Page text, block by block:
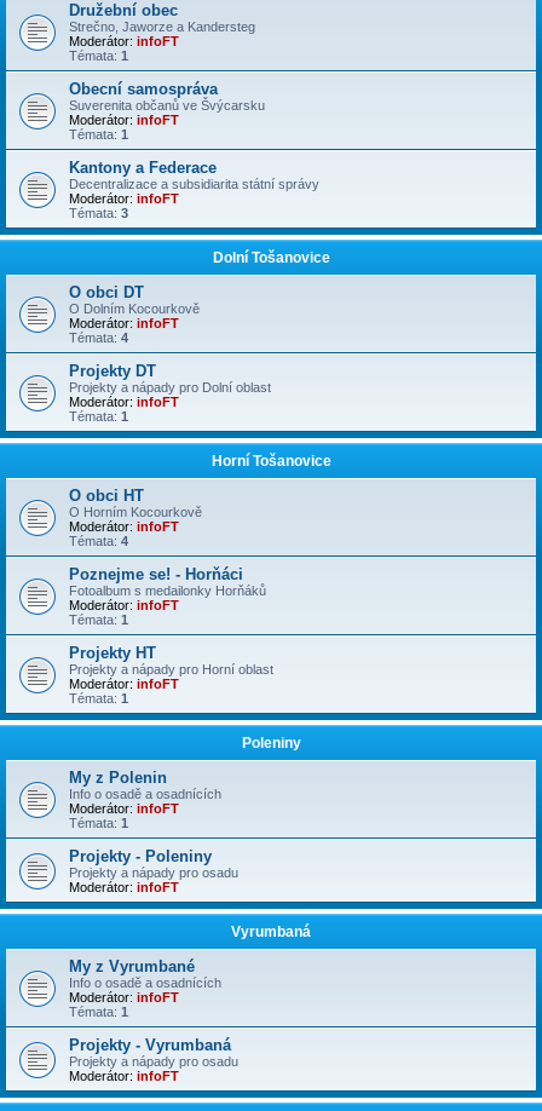
Družební obec
Strečno, Jaworze a Kandersteg
Moderátor: infoFT
Témata: 1
Obecní samospráva
Suverenita občanů ve Švýcarsku
Moderátor: infoFT
Témata: 1
Kantony a Federace
Decentralizace a subsidiarita státní správy
Moderátor: infoFT
Témata: 3
Dolní Tošanovice
O obci DT
O Dolním Kocourkově
Moderátor: infoFT
Témata: 4
Projekty DT
Projekty a nápady pro Dolní oblast
Moderátor: infoFT
Témata: 1
Horní Tošanovice
O obci HT
O Horním Kocourkově
Moderátor: infoFT
Témata: 4
Poznejme se! - Horňáci
Fotoalbum s medailonky Horňáků
Moderátor: infoFT
Témata: 1
Projekty HT
Projekty a nápady pro Horní oblast
Moderátor: infoFT
Témata: 1
Poleniny
My z Polenin
Info o osadě a osadnících
Moderátor: infoFT
Témata: 1
Projekty - Poleniny
Projekty a nápady pro osadu
Moderátor: infoFT
Vyrumbaná
My z Vyrumbané
Info o osadě a osadnících
Moderátor: infoFT
Témata: 1
Projekty - Vyrumbaná
Projekty a nápady pro osadu
Moderátor: infoFT